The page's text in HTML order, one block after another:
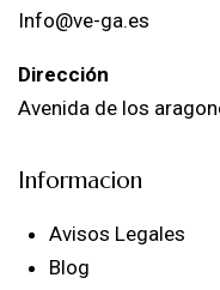
Info@ve-ga.es
Dirección
Avenida de los
Informacion
Avisos Legales
Blog